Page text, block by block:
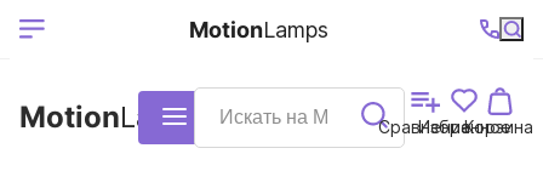
Ваш регион
Выберите ваш
+7 (495)740-
38-68
График
работы
MotionLamps Каталог Сравнение
Избранное
Корзина
MotionLamps